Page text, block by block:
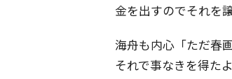
金を出すのでそれを
海舟も内心「ただ春
それで事なきを得たよ